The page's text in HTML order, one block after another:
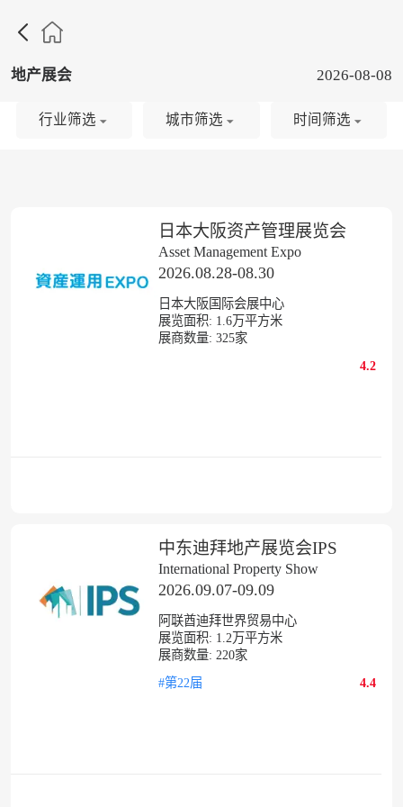

地产展会 2026-08-08
日本大阪资产管理展览会
Asset Management Expo
2026.08.28-08.30
日本大阪国际会展中心
展览面积: 1.6万平方米
展商数量: 325家
4.2
中东迪拜地产展览会IPS
International Property Show
2026.09.07-09.09
阿联酋迪拜世界贸易中心
展览面积: 1.2 万平方米
展商数量: 220家
#第22届
4.4
行业筛选 城市筛选 时间筛选